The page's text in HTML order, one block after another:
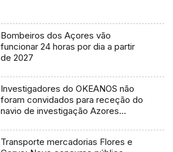
Bombeiros dos Açores vão
funcionar 24 horas por dia a partir
de 2027
Investigadores do OKEANOS não
foram convidados para receção do
navio de investigação Azores
Transporte mercadorias Flores e